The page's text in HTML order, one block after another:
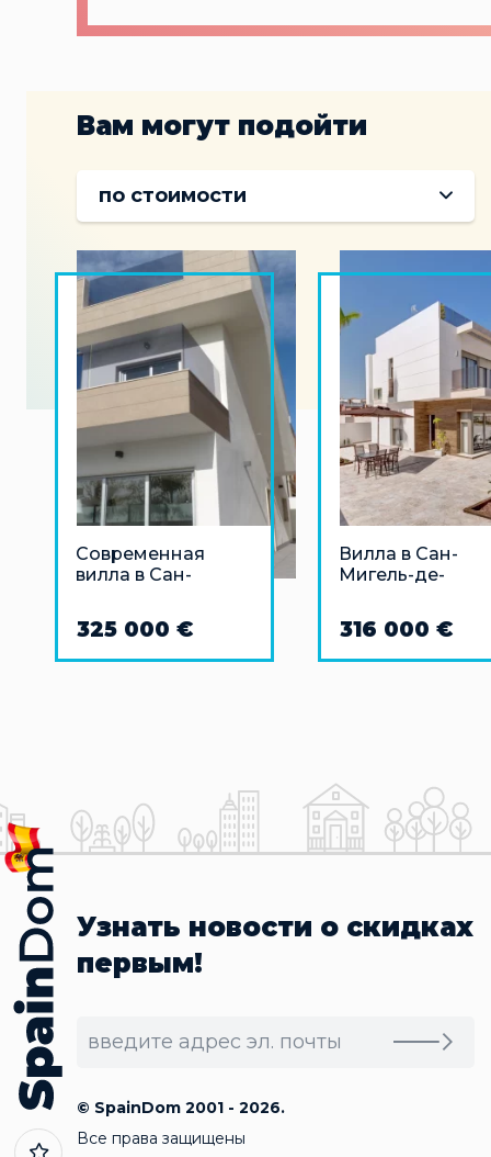
Вам могут подойти
по стоимости
Современная
вилла в Сан-
пляжем
325 000 €
Вилла в Сан-
Мигель-де-
316 000 €
Узнать новости о скидках
первым!
© SpainDom 2001 - 2026.
Все права защищены